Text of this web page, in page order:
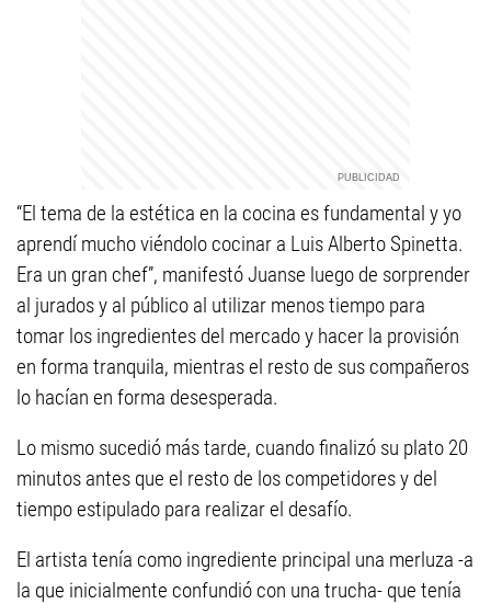
“El tema de la estética en la cocina es fundamental y yo
aprendí mucho viéndolo cocinar a Luis Alberto Spinetta.
Era un gran chef”, manifestó Juanse luego de sorprender
al jurados y al público al utilizar menos tiempo para
tomar los ingredientes del mercado y hacer la provisión
en forma tranquila, mientras el resto de sus compañeros
lo hacían en forma desesperada.
Lo mismo sucedió más tarde, cuando finalizó su plato 20
minutos antes que el resto de los competidores y del
tiempo estipulado para realizar el desafío.
El artista tenía como ingrediente principal una merluza -a
la que inicialmente confundió con una trucha- que tenía